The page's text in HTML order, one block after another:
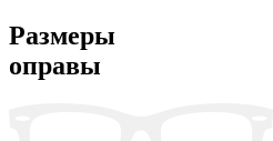
Размеры
оправы